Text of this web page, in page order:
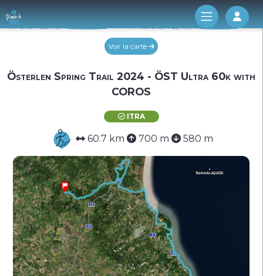
Log
Voir la carte
Österlen Spring Trail 2024 - ÖST Ultra 60k with
COROS
ITRA
60.7 km 700 m 580 m